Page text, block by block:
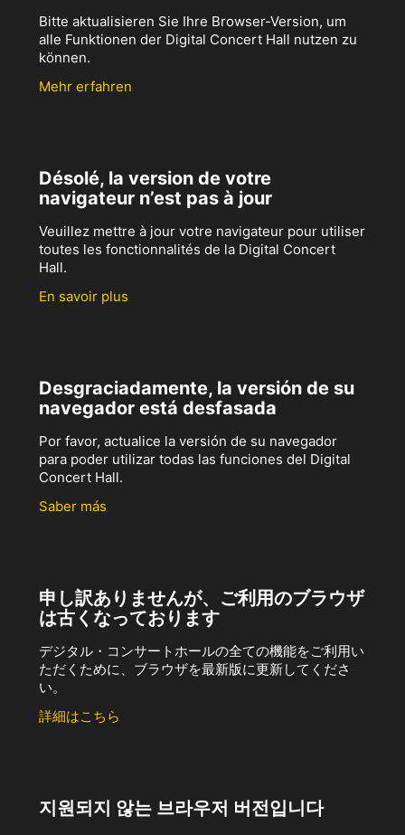
Bitte aktualisieren Sie Ihre Browser-Version, um
alle Funktionen der Digital Concert Hall nutzen zu
können.
Mehr erfahren
Désolé, la version de votre
navigateur n’est pas à jour
Veuillez mettre à jour votre navigateur pour utiliser
toutes les fonctionnalités de la Digital Concert
Hall.
En savoir plus
Desgraciadamente, la versión de su
navegador está desfasada
Por favor, actualice la versión de su navegador
para poder utilizar todas las funciones del Digital
Concert Hall.
Saber más
申し訳ありませんが、ご利用のブラウザ
は古くなっております
デジタル・コンサートホールの全ての機能をご利用い
ただくために、ブラウザを最新版に更新してくださ
い。
詳細はこちら
지원되지 않는 브라우저 버전입니다